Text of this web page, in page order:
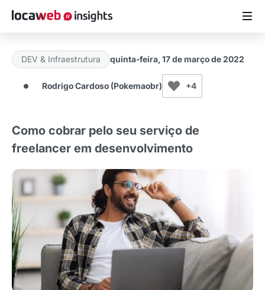
ARTIGOS
ESTUDOS
CASES DE SUCESSO
LOCAWEB.COM.BR
DEV & Infraestrutura quinta-feira, 17 de março de 2022
Rodrigo Cardoso (Pokemaobr) +4
Como cobrar pelo seu serviço de
freelancer em desenvolvimento